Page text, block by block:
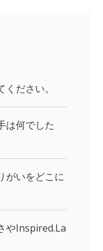
ださい。
は何でした
がいをどこに
やInspired.La